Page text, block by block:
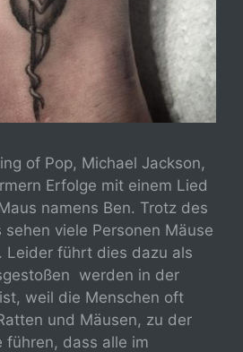
of Pop, Michael Jackson,
Erfolge mit einem Lied
namens Ben. Trotz des
viele Personen Mäuse
Leider führt dies dazu als
werden in der
weil die Menschen oft
und Mäusen, zu der
führen, dass alle im